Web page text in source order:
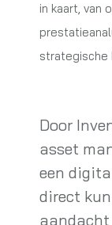
in kaart, van
strategische
Door
asset
een
direct
aandacht